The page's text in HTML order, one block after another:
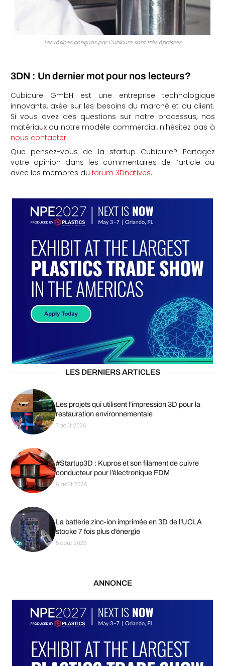
Les résines conçues par Cubicure sont très épaisses
3DN : Un dernier mot pour nos lecteurs?
Cubicure GmbH est une entreprise technologique
innovante, axée sur les besoins du marché et du client.
Si vous avez des questions sur notre processus, nos
matériaux ou notre modèle commercial, n’hésitez pas à
nous contacter.
Que pensez-vous de la startup Cubicure? Partagez
votre opinion dans les commentaires de l’article ou
avec les membres du forum 3Dnatives.
LES DERNIERS ARTICLES
Les projets qui utilisent l’impression 3D pour la
restauration environnementale
7 août 2026
#Startup3D : Kupros et son filament de cuivre
conducteur pour l’électronique FDM
6 août 2026
La batterie zinc-ion imprimée en 3D de l’UCLA
stocke 7 fois plus d’énergie
5 août 2026
ANNONCE